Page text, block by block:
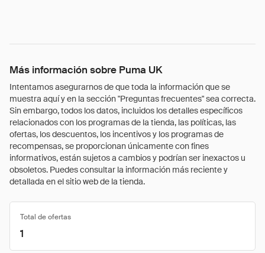
Más información sobre Puma UK
Intentamos asegurarnos de que toda la información que se
muestra aquí y en la sección "Preguntas frecuentes" sea correcta.
Sin embargo, todos los datos, incluidos los detalles específicos
relacionados con los programas de la tienda, las políticas, las
ofertas, los descuentos, los incentivos y los programas de
recompensas, se proporcionan únicamente con fines
informativos, están sujetos a cambios y podrían ser inexactos u
obsoletos. Puedes consultar la información más reciente y
detallada en el sitio web de la tienda.
Total de ofertas
1